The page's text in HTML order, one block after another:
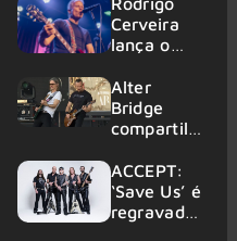
Cerveira
lança o
Searcher”
Alter
Bridge
compartilh
vivo de
“Fortress”
gravada
ACCEPT:
‘Save Us’ é
regravada